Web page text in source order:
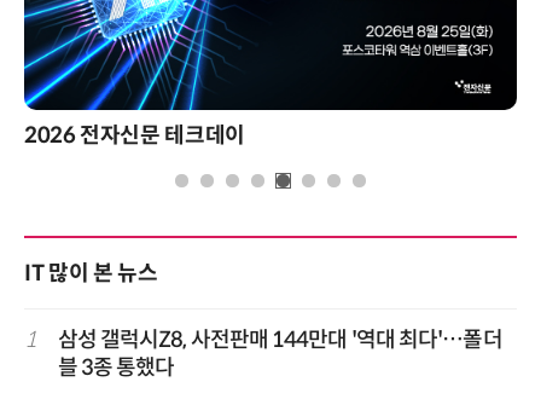
2026 전자신문 테크데이
IT 많이 본 뉴스
1
삼성 갤럭시Z8, 사전판매 144만대 '역대 최다'…폴더
블 3종 통했다